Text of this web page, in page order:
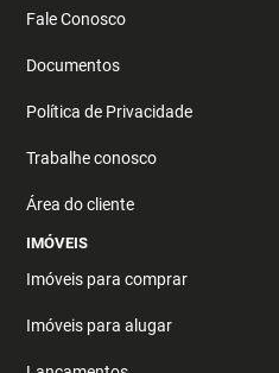
Fale Conosco
Documentos
Política de Privacidade
Trabalhe conosco
Área do cliente
IMÓVEIS
Imóveis para comprar
Imóveis para alugar